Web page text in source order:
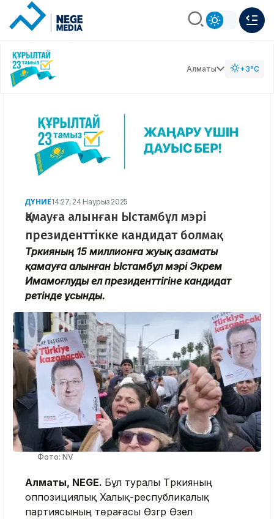
Алматы +3°C
ДҮНИЕ14:27, 24 Наурыз 2025
Қамауға алынған Ыстамбұл мэрі
президенттікке кандидат болмақ
Түркияның 15 миллионға жуық азаматы
қамауға алынған Ыстамбұл мэрі Экрем
Имамоғлуды ел президенттігіне кандидат
ретінде ұсынды.
Фото: NV
Алматы, NEGE. Бұл туралы Түркияның
оппозициялық Халық-республикалық
партиясының төрағасы Өзгүр Өзел